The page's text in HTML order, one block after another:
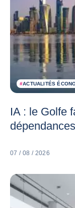
#ACTUALITÉS
IA : le Golfe
07 / 08 / 2026